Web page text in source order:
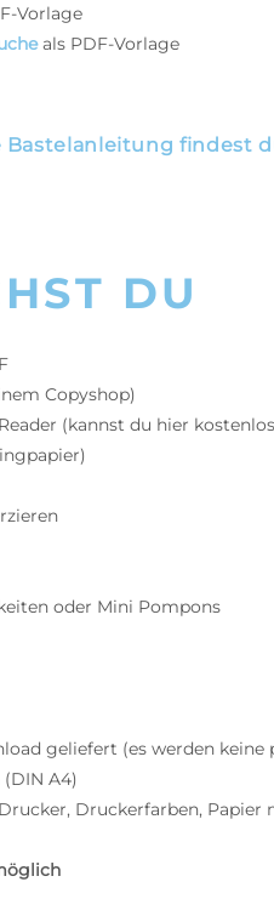
Vorlage
als PDF-Vorlage
Bastelanleitung findest
DU
Copyshop)
(kannst du hier
oder Mini Pompons
geliefert (es werden keine
A4)
Druckerfarben, Papier